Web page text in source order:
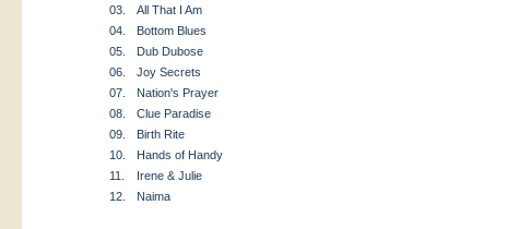
03.
All That I Am
04.
Bottom Blues
05.
Dub Dubose
06.
Joy Secrets
07.
Nation's Prayer
08.
Clue Paradise
09.
Birth Rite
10.
Hands of Handy
11.
Irene & Julie
12.
Naima